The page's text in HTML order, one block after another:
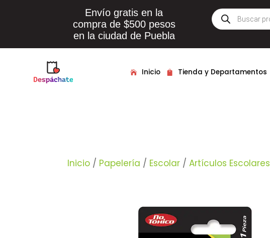
Envío gratis en la
compra de $500 pesos
en la ciudad de Puebla
Búsqueda
de
productos
Inicio Tienda y Departamentos
Inicio / Papelería / Escolar /Artículos Escolares